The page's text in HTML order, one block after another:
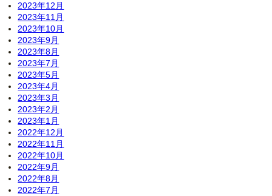
2023年12月
2023年11月
2023年10月
2023年9月
2023年8月
2023年7月
2023年5月
2023年4月
2023年3月
2023年2月
2023年1月
2022年12月
2022年11月
2022年10月
2022年9月
2022年8月
2022年7月